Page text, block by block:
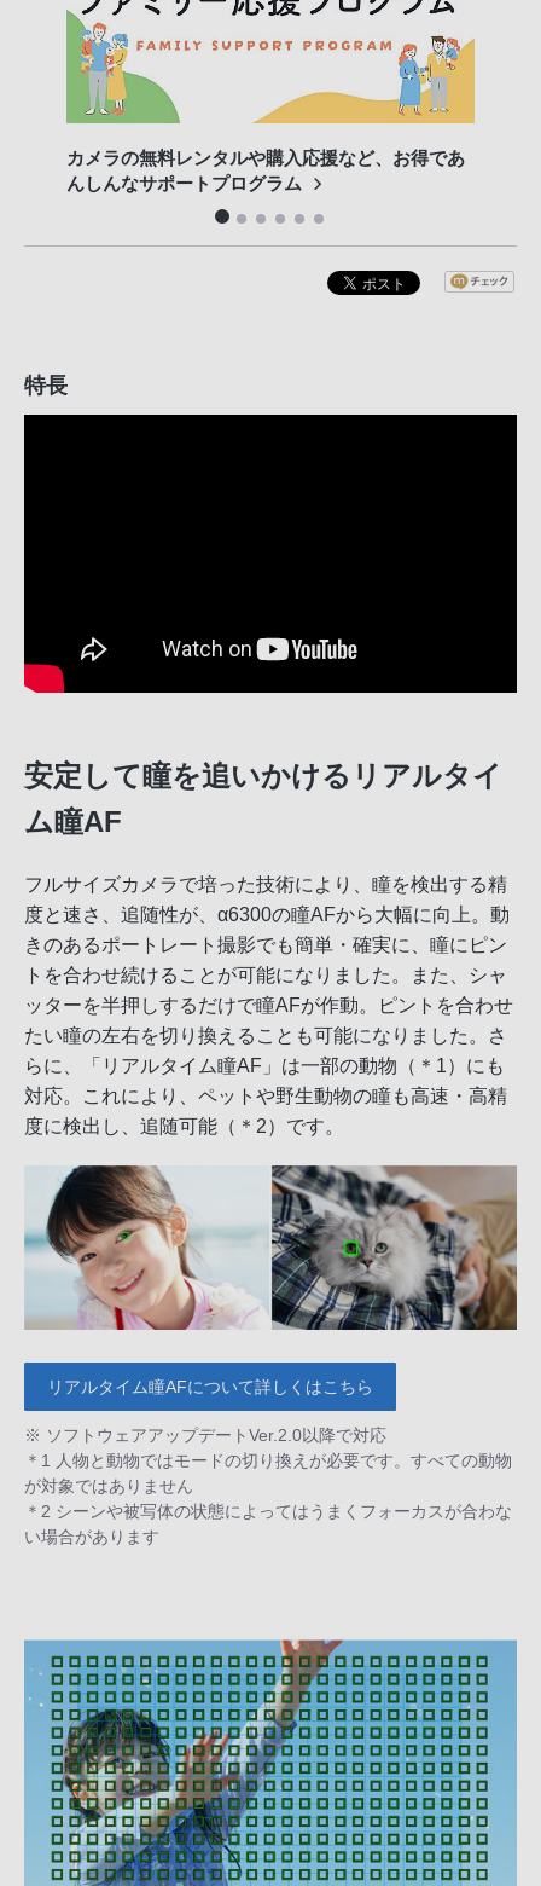
カメラの無料レンタルや購入応援など、お得であ
んしんなサポートプログラム
特長
安定して瞳を追いかけるリアルタイ
ム瞳AF
フルサイズカメラで培った技術により、瞳を検出する精
度と速さ、追随性が、α6300の瞳AFから大幅に向上。動
きのあるポートレート撮影でも簡単・確実に、瞳にピン
トを合わせ続けることが可能になりました。また、シャ
ッターを半押しするだけで瞳AFが作動。ピントを合わせ
たい瞳の左右を切り換えることも可能になりました。さ
らに、「リアルタイム瞳AF」は一部の動物（＊1）にも
対応。これにより、ペットや野生動物の瞳も高速・高精
度に検出し、追随可能（＊2）です。
リアルタイム瞳AFについて詳しくはこちら
※ ソフトウェアアップデートVer.2.0以降で対応
＊1 人物と動物ではモードの切り換えが必要です。すべての動物
が対象ではありません
＊2 シーンや被写体の状態によってはうまくフォーカスが合わな
い場合があります